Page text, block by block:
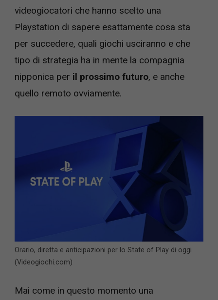
videogiocatori che hanno scelto una
Playstation di sapere esattamente cosa sta
per succedere, quali giochi usciranno e che
tipo di strategia ha in mente la compagnia
nipponica per il prossimo futuro, e anche
quello remoto ovviamente.
Orario, diretta e anticipazioni per lo State of Play di oggi
(Videogiochi.com)
Mai come in questo momento una